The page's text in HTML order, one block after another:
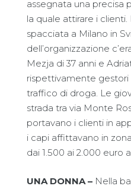
assegnata una precisa
la quale attirare i
spacciata a Milano in
dell’organizzazione
Mezja di 37 anni e
rispettivamente
traffico di droga. Le
strada tra via Monte
portavano i clienti in
i capi affittavano in
dai 1.500 ai 2.000 euro
UNA DONNA – Nella